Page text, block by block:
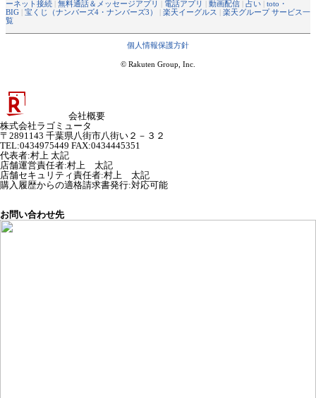
ーネット接続 無料通話＆メッセージアプリ 電話アプリ 動画配信 占い
toto・
BIG
宝くじ（ナンバーズ4・ナンバーズ3） 楽天イーグルス
楽天グループ サービス一
覧
個人情報保護方針
© Rakuten Group, Inc.
会社概要
株式会社ラゴミュータ
〒2891143 千葉県八街市八街い２－３２
TEL:0434975449 FAX:0434445351
代表者:村上 太記
店舗運営責任者:村上 太記
店舗セキュリティ責任者:村上 太記
購入履歴からの適格請求書発行:対応可能
お問い合わせ先